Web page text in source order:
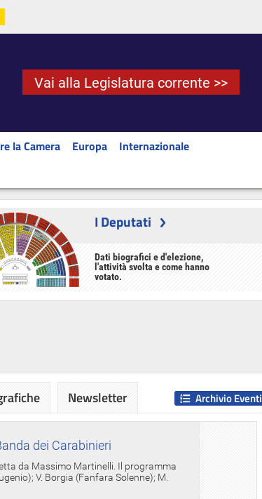
Vai alla Legislatura corrente >>
la Camera Europa
Internazionale
I Deputati
Dati biografici e d'elezione,
l'attività svolta e come hanno
votato.
dei Carabinieri
da Massimo Martinelli. Il programma
V. Borgia (Fanfara Solenne); M.
Archivio Eventi
Newsletter